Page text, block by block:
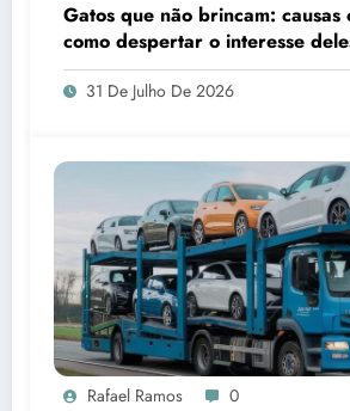
Gatos que não brincam: causas
como despertar o interesse
brinquedos
31 De Julho De 2026
Rafael Ramos 0